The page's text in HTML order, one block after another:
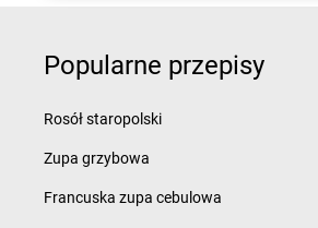
Popularne przepisy
Rosół staropolski
Zupa grzybowa
Francuska zupa cebulowa